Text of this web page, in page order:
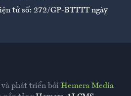
tử số: 272/GP-BTTTT ngày
phát triển bởi Hemera Media